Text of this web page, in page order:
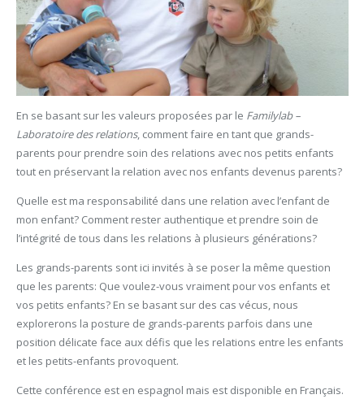
En se basant sur les valeurs proposées par le Familylab –
Laboratoire des relations, comment faire en tant que grands-
parents pour prendre soin des relations avec nos petits enfants
tout en préservant la relation avec nos enfants devenus parents?
Quelle est ma responsabilité dans une relation avec l’enfant de
mon enfant? Comment rester authentique et prendre soin de
l’intégrité de tous dans les relations à plusieurs générations?
Les grands-parents sont ici invités à se poser la même question
que les parents: Que voulez-vous vraiment pour vos enfants et
vos petits enfants? En se basant sur des cas vécus, nous
explorerons la posture de grands-parents parfois dans une
position délicate face aux défis que les relations entre les enfants
et les petits-enfants provoquent.
Cette conférence est en espagnol mais est disponible en Français.